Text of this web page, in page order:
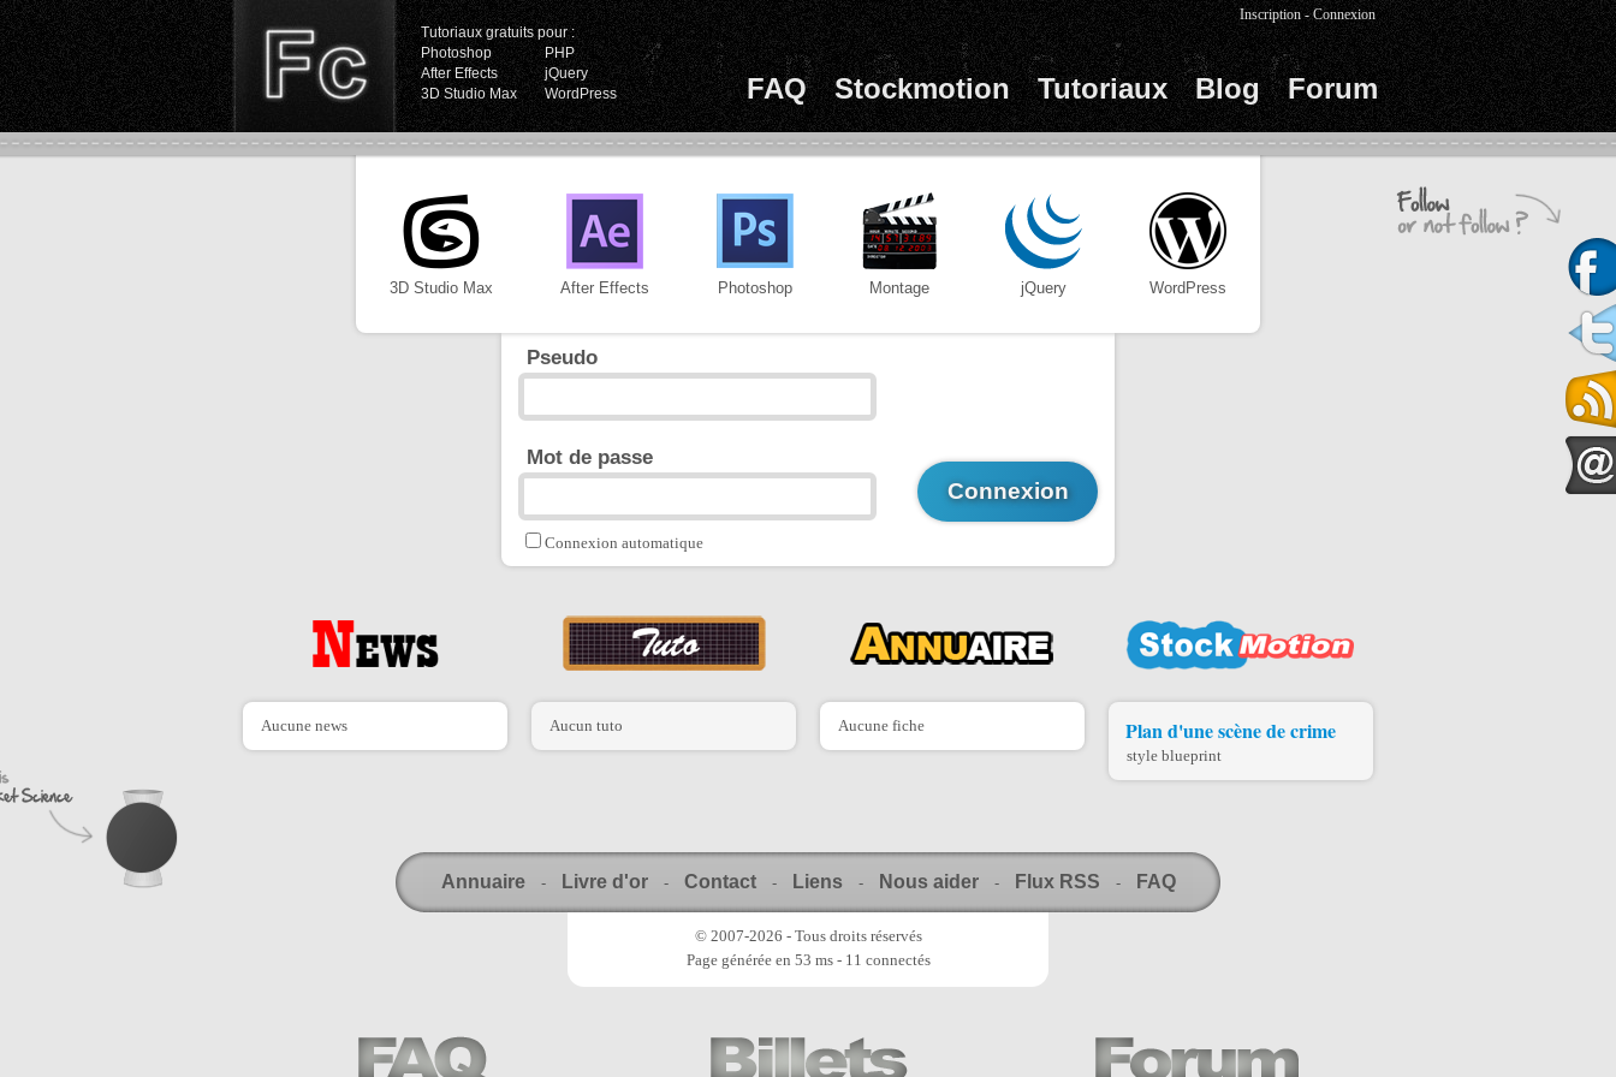
Tutoriaux gratuits pour :
Photoshop
PHP
After Effects
jQuery
3D Studio Max
WordPress FAQ Stockmotion Tutoriaux Blog Forum
Inscription -Connexion
3D Studio Max After Effects Photoshop Montage jQuery WordPress
Pseudo
Mot de passe
Connexion automatique
Aucune news Aucun tuto Aucune fiche Plan d'une scène de crime
style blueprint
Annuaire - Livre d'or - Contact - Liens - Nous aider - Flux RSS - FAQ
© 2007-2026 - Tous droits réservés
Page générée en 53 ms - 11 connectés